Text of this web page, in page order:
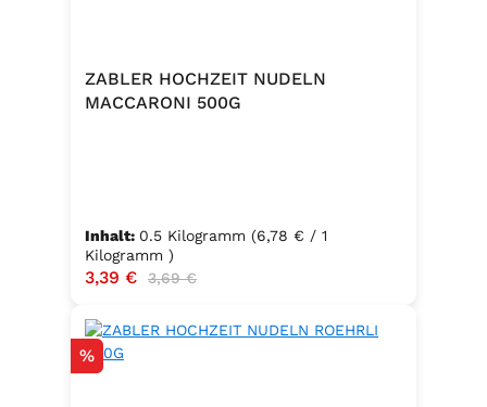
ZABLER HOCHZEIT NUDELN
MACCARONI 500G
Inhalt: 0.5 Kilogramm (6,78 € / 1
Kilogramm )
Verkaufspreis:
3,39 € Regulärer Preis:
3,69 €
Rabatt
%